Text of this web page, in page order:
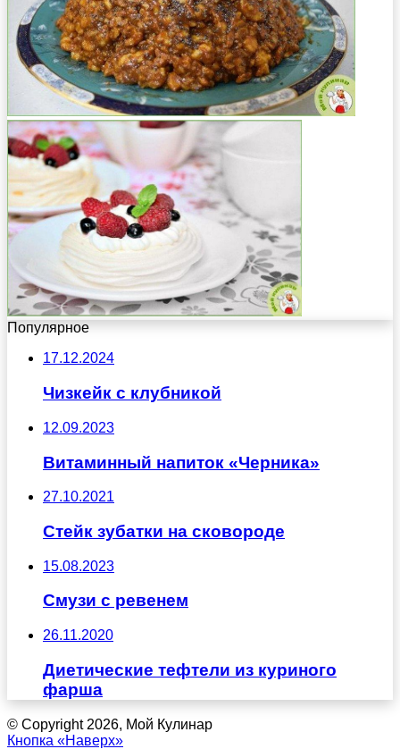
Популярное
17.12.2024
Чизкейк с клубникой
12.09.2023
Витаминный напиток «Черника»
27.10.2021
Стейк зубатки на сковороде
15.08.2023
Смузи с ревенем
26.11.2020
Диетические тефтели из куриного
фарша
© Copyright 2026, Мой Кулинар
Кнопка «Наверх»